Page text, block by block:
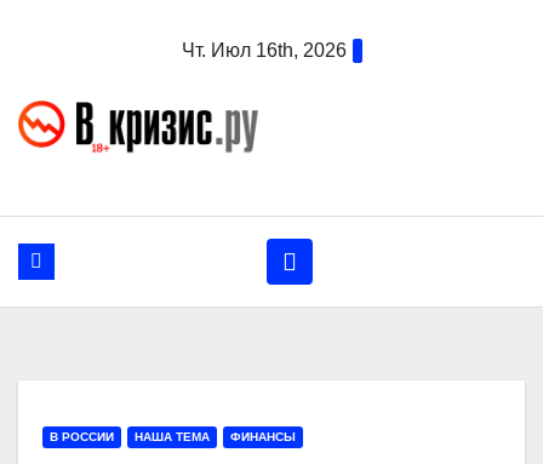
Чт. Июл 16th, 2026
В РОССИИ НАША ТЕМА ФИНАНСЫ